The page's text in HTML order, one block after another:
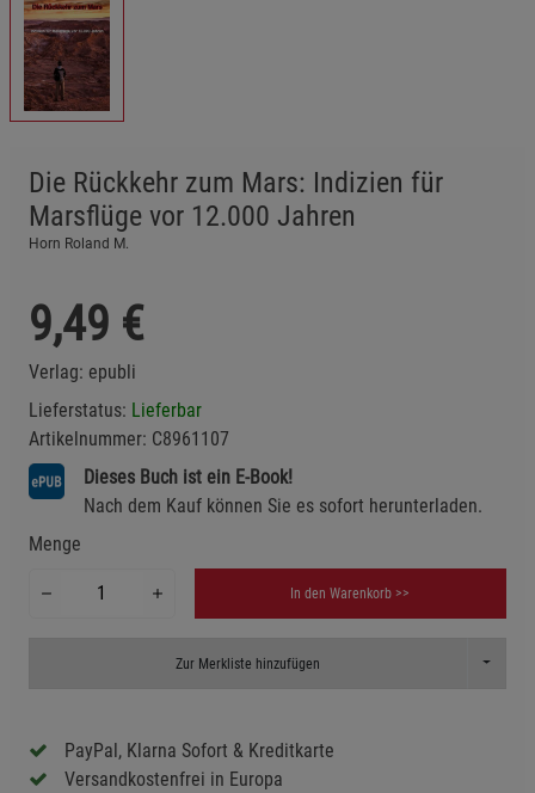
Die Rückkehr zum Mars: Indizien für
Marsflüge vor 12.000 Jahren
Horn Roland M.
9,49 €
Verlag: epubli
Lieferstatus: Lieferbar
Artikelnummer: C8961107
Dieses Buch ist ein E-Book!
Nach dem Kauf können Sie es sofort herunterladen.
Menge
In den Warenkorb >>
Zur Merkliste hinzufügen Toggle
PayPal, Klarna Sofort & Kreditkarte
Versandkostenfrei in Europa